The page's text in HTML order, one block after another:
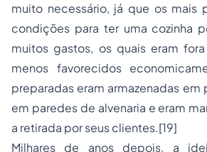
muito necessário, já que os mais
condições para ter uma cozinha
muitos gastos, os quais eram
menos favorecidos
preparadas eram armazenadas
em paredes de alvenaria e eram
a retirada por seus clientes.[19]
Milhares de anos depois, a